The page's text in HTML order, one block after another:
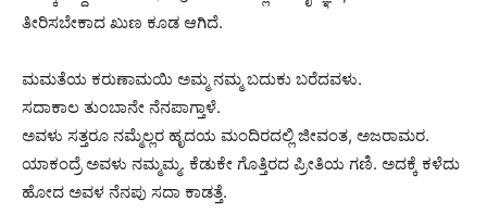
ತೀರಿಸಬೇಕಾದ ಖುಣ‌ ಕೂಡ ಆಗಿದೆ.
ಮಮತೆಯ ಕರುಣಾಮಯಿ ಅಮ್ಮ ನಮ್ಮ ಬದುಕು ಬರೆದವಳು.
ಸದಾಕಾಲ ತುಂಬಾನೇ ನೆನಪಾಗ್ತಾಳೆ.
ಅವಳು ಸತ್ತರೂ ನಮ್ಮೆಲ್ಲರ ಹೃದಯ ಮಂದಿರದಲ್ಲಿ‌ ಜೀವಂತ, ಅಜರಾಮರ.
ಯಾಕಂದ್ರೆ ಅವಳು ನಮ್ಮಮ್ಮ. ಕೆಡುಕೇ ಗೊತ್ತಿರದ ಪ್ರೀತಿಯ ಗಣಿ. ಅದಕ್ಕೆ‌ ಕಳೆದು
ಹೋದ ಅವಳ ನೆನಪು ಸದಾ ಕಾಡತ್ತೆ.